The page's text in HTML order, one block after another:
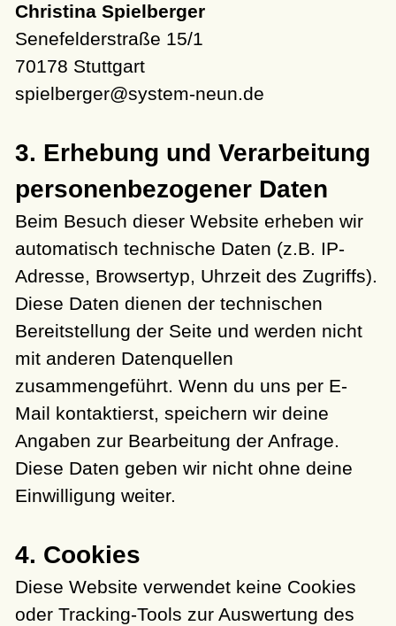
Christina Spielberger
Senefelderstraße 15/1
70178 Stuttgart
spielberger@system-neun.de
3. Erhebung und Verarbeitung
personenbezogener Daten
Beim Besuch dieser Website erheben wir
automatisch technische Daten (z.B. IP-
Adresse, Browsertyp, Uhrzeit des Zugriffs).
Diese Daten dienen der technischen
Bereitstellung der Seite und werden nicht
mit anderen Datenquellen
zusammengeführt. Wenn du uns per E-
Mail kontaktierst, speichern wir deine
Angaben zur Bearbeitung der Anfrage.
Diese Daten geben wir nicht ohne deine
Einwilligung weiter.
4. Cookies
Diese Website verwendet keine Cookies
oder Tracking-Tools zur Auswertung des